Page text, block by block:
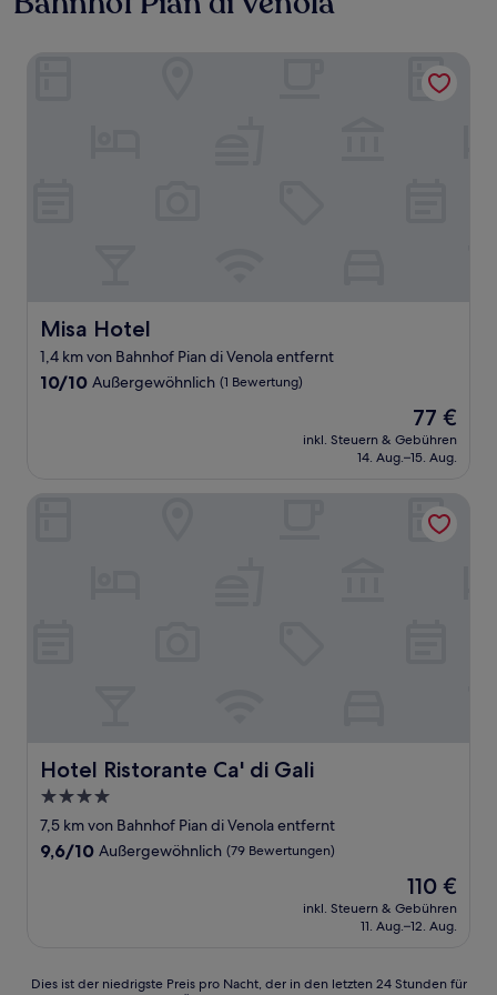
Misa Hotel
Misa Hotel
1,4 km von Bahnhof Pian di Venola entfernt
10.0
10/10 Außergewöhnlich (1 Bewertung)
Der
Preis
beträgt
77 €
inkl. Steuern & Gebühren
14. Aug.–15. Aug.
Hotel Ristorante Ca' di Gali
Hotel Ristorante Ca' di Gali
4.0-
Sterne-
Unterkunft
7,5 km von Bahnhof Pian di Venola entfernt
9.6
9,6/10 Außergewöhnlich (79 Bewertungen)
Der
Preis
beträgt
110 €
inkl. Steuern & Gebühren
11. Aug.–12. Aug.
Dies
Dies ist der niedrigste Preis pro Nacht, der in den letzten 24 Stunden für